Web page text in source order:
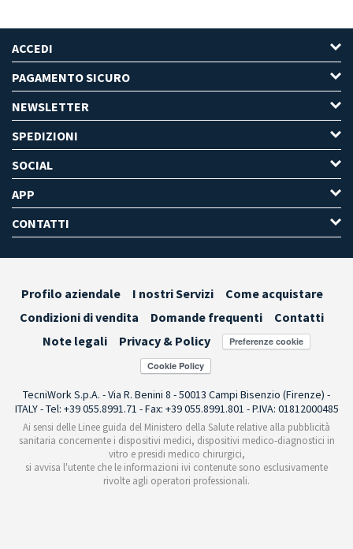
ACCEDI
PAGAMENTO SICURO
NEWSLETTER
SPEDIZIONI
SOCIAL
APP
CONTATTI
Profilo aziendale I nostri Servizi
Come acquistare
Condizioni di vendita
Domande frequenti
Contatti
Note legali
Privacy & Policy Preferenze cookie
TecniWork S.p.A. - Via R. Benini 8 - 50013 Campi Bisenzio (Firenze) -
ITALY - Tel: +39 055.8991.71 - Fax: +39 055.8991.801 - P.IVA: 01812000485
Ai sensi delle Linee guida del Ministero della Salute relative alla pubblicità
sanitaria concernente i dispositivi medici, dispositivi medico-diagnostici in
vitro e presidi medico chirurgici,
si avvisa l'utente che le informazioni ivi contenute sono esclusivamente
rivolte agli operatori professionali.